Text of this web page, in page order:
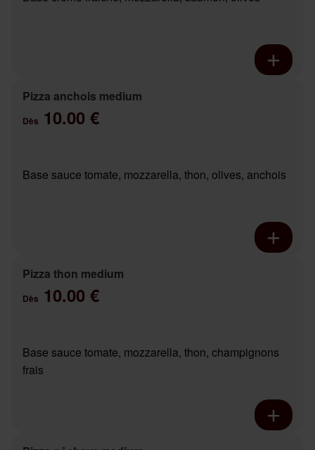
Pizza anchois medium
Dès 10.00 €
Base sauce tomate, mozzarella, thon, olives, anchois
Pizza thon medium
Dès 10.00 €
Base sauce tomate, mozzarella, thon, champignons
frais